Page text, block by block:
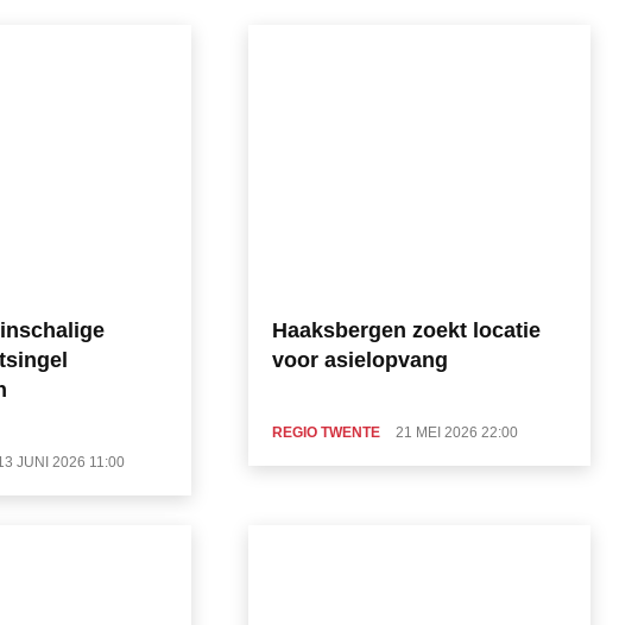
JUNI 2026 11:00
Haaksbergen zoekt locatie
voor asielopvang
REGIO TWENTE 21 MEI 2026 22:00